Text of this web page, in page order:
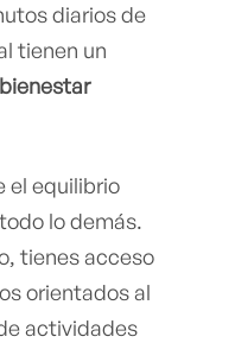
diarios de
tienen un
el equilibrio
lo demás.
tienes acceso
orientados al
actividades